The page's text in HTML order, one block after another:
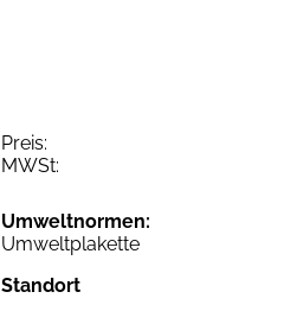
Preis:
MWSt:
Umweltnormen:
Umweltplakette
Standort